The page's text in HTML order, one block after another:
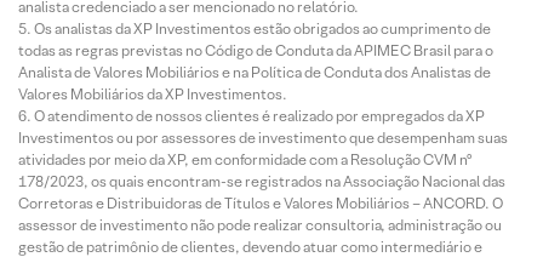
analista credenciado a ser mencionado no relatório.
Os analistas da XP Investimentos estão obrigados ao cumprimento de
todas as regras previstas no Código de Conduta da APIMEC Brasil para o
Analista de Valores Mobiliários e na Política de Conduta dos Analistas de
Valores Mobiliários da XP Investimentos.
O atendimento de nossos clientes é realizado por empregados da XP
Investimentos ou por assessores de investimento que desempenham suas
atividades por meio da XP, em conformidade com a Resolução CVM nº
178/2023, os quais encontram-se registrados na Associação Nacional das
Corretoras e Distribuidoras de Títulos e Valores Mobiliários – ANCORD. O
assessor de investimento não pode realizar consultoria, administração ou
gestão de patrimônio de clientes, devendo atuar como intermediário e